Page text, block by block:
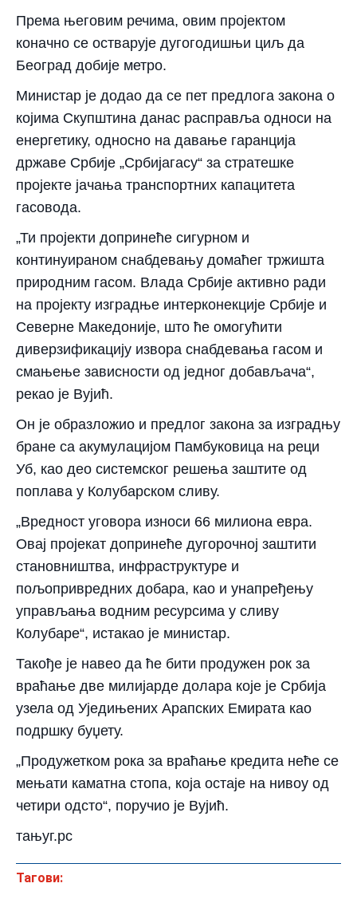
Према његовим речима, овим пројектом
коначно се остварује дугогодишњи циљ да
Београд добије метро.
Министар је додао да се пет предлога закона о
којима Скупштина данас расправља односи на
енергетику, односно на давање гаранција
државе Србије „Србијагасу“ за стратешке
пројекте јачања транспортних капацитета
гасовода.
„Ти пројекти допринеће сигурном и
континуираном снабдевању домаћег тржишта
природним гасом. Влада Србије активно ради
на пројекту изградње интерконекције Србије и
Северне Македоније, што ће омогућити
диверзификацију извора снабдевања гасом и
смањење зависности од једног добављача“,
рекао је Вујић.
Он је образложио и предлог закона за изградњу
бране са акумулацијом Памбуковица на реци
Уб, као део системског решења заштите од
поплава у Колубарском сливу.
„Вредност уговора износи 66 милиона евра.
Овај пројекат допринеће дугорочној заштити
становништва, инфраструктуре и
пољопривредних добара, као и унапређењу
управљања водним ресурсима у сливу
Колубаре“, истакао је министар.
Такође је навео да ће бити продужен рок за
враћање две милијарде долара које је Србија
узела од Уједињених Арапских Емирата као
подршку буџету.
„Продужетком рока за враћање кредита неће се
мењати каматна стопа, која остаје на нивоу од
четири одсто“, поручио је Вујић.
тањуг.рс
Тагови: